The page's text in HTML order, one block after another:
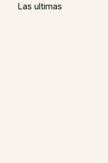
Las ultimas